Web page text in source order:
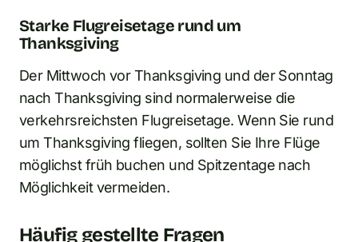
Starke Flugreisetage rund um
Thanksgiving
Der Mittwoch vor Thanksgiving und der Sonntag
nach Thanksgiving sind normalerweise die
verkehrsreichsten Flugreisetage. Wenn Sie rund
um Thanksgiving fliegen, sollten Sie Ihre Flüge
möglichst früh buchen und Spitzentage nach
Möglichkeit vermeiden.
Häufig gestellte Fragen